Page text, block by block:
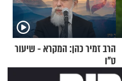
הרב זמיר כהן: המקרא - שיעור
ט"ו